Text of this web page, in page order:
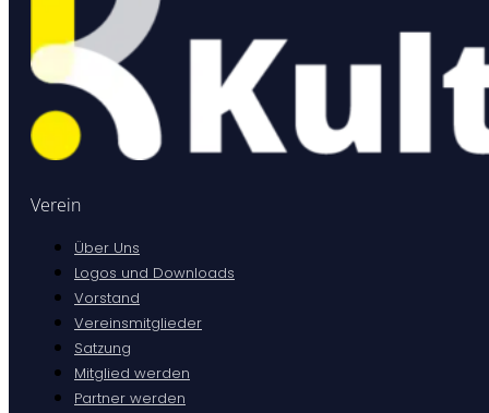
Verein
Über Uns
Logos und Downloads
Vorstand
Vereinsmitglieder
Satzung
Mitglied werden
Partner werden